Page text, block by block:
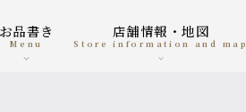
お品書き
menu
店舗情報・地図
Store information and map